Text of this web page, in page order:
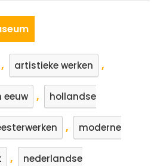
, artistieke werken ,
eeuw , hollandse
, moderne
, nederlandse